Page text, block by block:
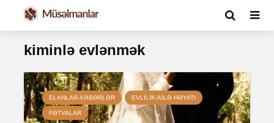
kiminlə evlənmək
ELANLAR-XƏBƏRLƏR EVLILIK-AILƏ HƏYATI
FƏTVALAR